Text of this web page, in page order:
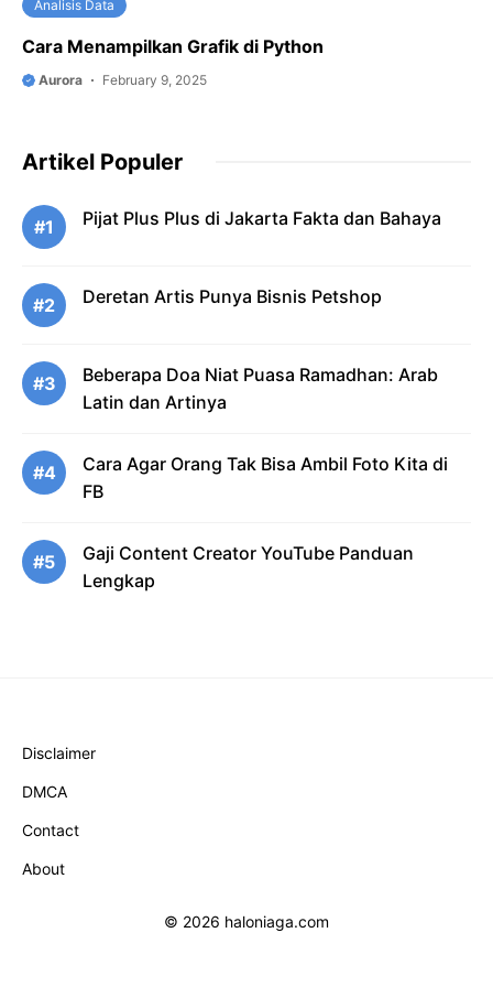
Analisis Data
Cara Menampilkan Grafik di Python
Aurora February 9, 2025
Artikel Populer
#1 Pijat Plus Plus di Jakarta Fakta dan Bahaya
#2 Deretan Artis Punya Bisnis Petshop
#3
Beberapa Doa Niat Puasa Ramadhan: Arab
Latin dan Artinya
#4
Cara Agar Orang Tak Bisa Ambil Foto Kita di
FB
#5
Gaji Content Creator YouTube Panduan
Lengkap
Disclaimer
DMCA
Contact
About
© 2026 haloniaga.com